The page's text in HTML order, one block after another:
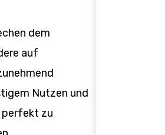
dem
auf
Nutzen und
perfekt zu